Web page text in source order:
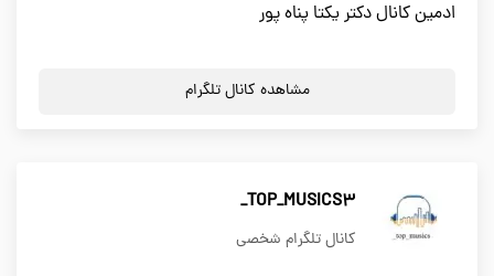
ادمین کانال دکتر یکتا پناه پور
مشاهده کانال تلگرام
TOP_MUSICS3_
کانال تلگرام شخصی